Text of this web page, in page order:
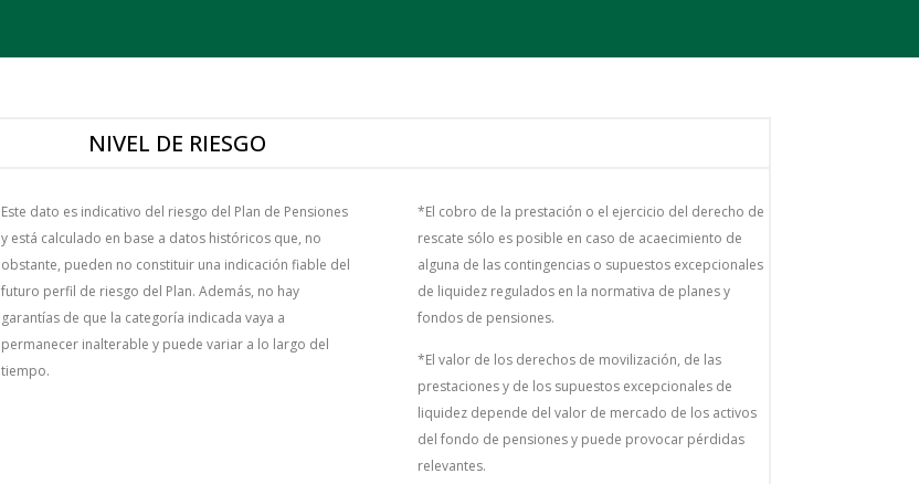
NIVEL DE RIESGO
Este dato es indicativo del riesgo del Plan de Pensiones
y está calculado en base a datos históricos que, no
obstante, pueden no constituir una indicación fiable del
futuro perfil de riesgo del Plan. Además, no hay
garantías de que la categoría indicada vaya a
permanecer inalterable y puede variar a lo largo del
tiempo.
*El cobro de la prestación o el ejercicio del derecho de
rescate sólo es posible en caso de acaecimiento de
alguna de las contingencias o supuestos excepcionales
de liquidez regulados en la normativa de planes y
fondos de pensiones.
*El valor de los derechos de movilización, de las
prestaciones y de los supuestos excepcionales de
liquidez depende del valor de mercado de los activos
del fondo de pensiones y puede provocar pérdidas
relevantes.